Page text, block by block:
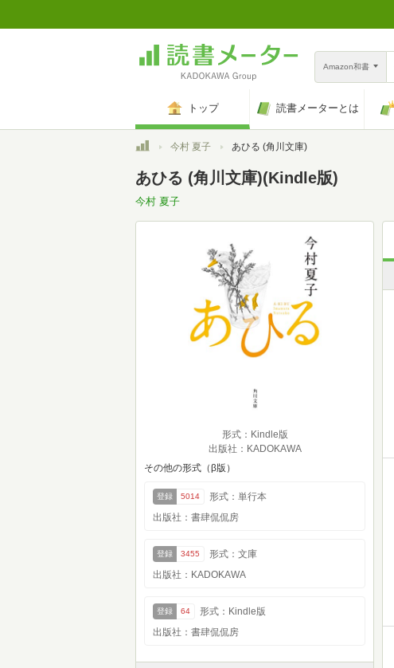
Amazon和書
トップ 読書メーターとは
トップ今村 夏子 あひる (角川文庫)
あひる (角川文庫)(Kindle版)
今村 夏子
形式：Kindle版
出版社：KADOKAWA
その他の形式（β版）
登録 5014
形式：単行本
出版社：書肆侃侃房
登録 3455
形式：文庫
出版社：KADOKAWA
登録 64
形式：Kindle版
出版社：書肆侃侃房